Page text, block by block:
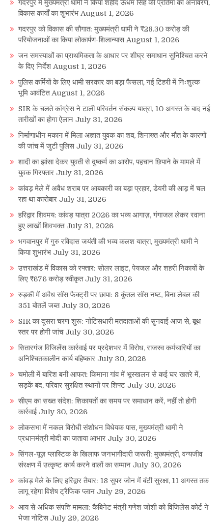
गदरपुर में मुख्यमंत्री धामी ने किया शहीद ऊधम सिंह की प्रतिमा का अनावरण,
विकास कार्यों का शुभारंभ August 1, 2026
गदरपुर को विकास की सौगात: मुख्यमंत्री धामी ने ₹28.30 करोड़ की
परियोजनाओं का किया लोकार्पण-शिलान्यास August 1, 2026
जन समस्याओं का प्राथमिकता के आधार पर शीघ्र समाधान सुनिश्चित करने
के दिए निर्देश August 1, 2026
पुलिस कर्मियों के लिए धामी सरकार का बड़ा फैसला, नई टिहरी में निःशुल्क
भूमि आवंटित August 1, 2026
SIR के चलते कांग्रेस ने टाली परिवर्तन संकल्प यात्रा, 10 अगस्त के बाद नई
तारीखों का होगा ऐलान July 31, 2026
निर्माणाधीन मकान में मिला अज्ञात युवक का शव, शिनाख्त और मौत के कारणों
की जांच में जुटी पुलिस July 31, 2026
शादी का झांसा देकर युवती से दुष्कर्म का आरोप, पहचान छिपाने के मामले में
युवक गिरफ्तार July 31, 2026
कांवड़ मेले में अवैध शराब पर आबकारी का बड़ा प्रहार, डेयरी की आड़ में चल
रहा था कारोबार July 31, 2026
हरिद्वार शिवमय: कांवड़ यात्रा 2026 का भव्य आगाज़, गंगाजल लेकर रवाना
हुए लाखों शिवभक्त July 31, 2026
भगवानपुर में गुरु रविदास जयंती की भव्य कलश यात्रा, मुख्यमंत्री धामी ने
किया शुभारंभ July 31, 2026
उत्तराखंड में विकास को रफ्तार: सोलर लाइट, पेयजल और शहरी निकायों के
लिए ₹676 करोड़ स्वीकृत July 31, 2026
रुड़की में अवैध सॉस फैक्ट्री पर छापा: 8 कुंतल सॉस नष्ट, बिना लेबल की
351 बोतलें जब्त July 30, 2026
SIR का दूसरा चरण शुरू: नोटिसधारी मतदाताओं की सुनवाई आज से, बूथ
स्तर पर होगी जांच July 30, 2026
सितारगंज विजिलेंस कार्रवाई पर प्रदेशभर में विरोध, राजस्व कर्मचारियों का
अनिश्चितकालीन कार्य बहिष्कार July 30, 2026
चमोली में बारिश बनी आफत: किमाना गांव में भूस्खलन से कई घर खतरे में,
सड़कें बंद, परिवार सुरक्षित स्थानों पर शिफ्ट July 30, 2026
सीएम का सख्त संदेश: शिकायतों का समय पर समाधान करें, नहीं तो होगी
कार्रवाई July 30, 2026
लोकसभा में नकल विरोधी संशोधन विधेयक पास, मुख्यमंत्री धामी ने
प्रधानमंत्री मोदी का जताया आभार July 30, 2026
सिंगल-यूज़ प्लास्टिक के खिलाफ जनभागीदारी जरूरी: मुख्यमंत्री, वन्यजीव
संरक्षण में उत्कृष्ट कार्य करने वालों का सम्मान July 30, 2026
कांवड़ मेले के लिए हरिद्वार तैयार: 18 सुपर जोन में बंटी सुरक्षा, 11 अगस्त तक
लागू रहेगा विशेष ट्रैफिक प्लान July 29, 2026
आय से अधिक संपत्ति मामला: कैबिनेट मंत्री गणेश जोशी को विजिलेंस कोर्ट ने
भेजा नोटिस July 29, 2026